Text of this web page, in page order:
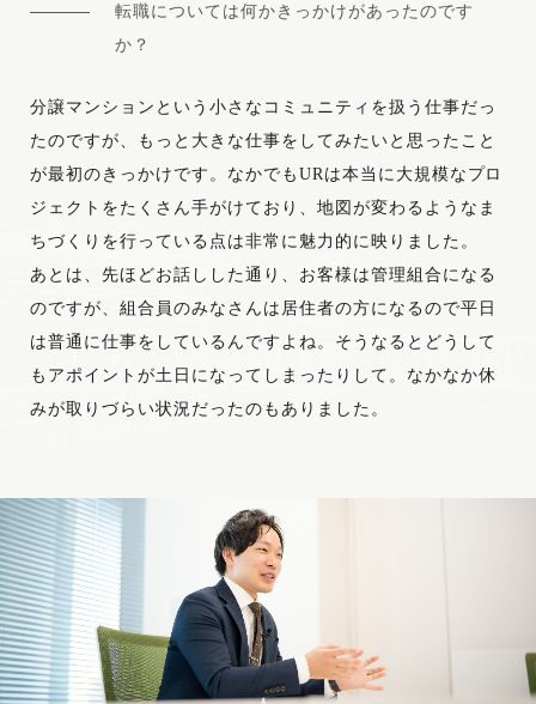
転職については何かきっかけがあったのです
か？
分譲マンションという小さなコミュニティを扱う仕事だっ
たのですが、もっと大きな仕事をしてみたいと思ったこと
が最初のきっかけです。なかでもURは本当に大規模なプロ
ジェクトをたくさん手がけており、地図が変わるようなま
ちづくりを行っている点は非常に魅力的に映りました。
あとは、先ほどお話しした通り、お客様は管理組合になる
のですが、組合員のみなさんは居住者の方になるので平日
は普通に仕事をしているんですよね。そうなるとどうして
もアポイントが土日になってしまったりして。なかなか休
みが取りづらい状況だったのもありました。